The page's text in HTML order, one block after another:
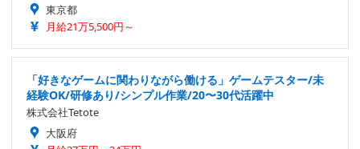
東京都
月給21万5,500円～
「好きなゲームに関わりながら働ける」ゲームテスター/未
経験OK/研修あり/シンプル作業/20〜30代活躍中
株式会社Tetote
大阪府